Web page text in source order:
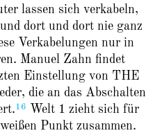
lassen sich verkabeln,
dort und dort nie ganz
Verkabelungen nur in
Manuel Zahn findet
Einstellung von THE
die an das Abschalten
16
Welt 1 zieht sich für
Punkt zusammen.